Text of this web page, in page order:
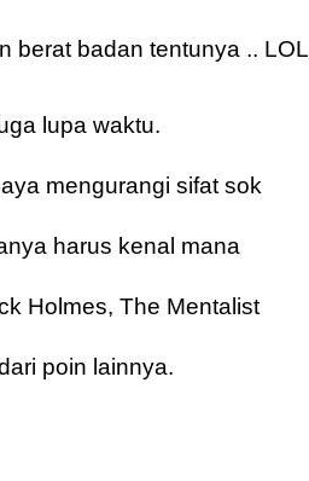
berat badan tentunya .. LOL
lupa waktu.
mengurangi sifat sok
harus kenal mana
Holmes, The Mentalist
poin lainnya.